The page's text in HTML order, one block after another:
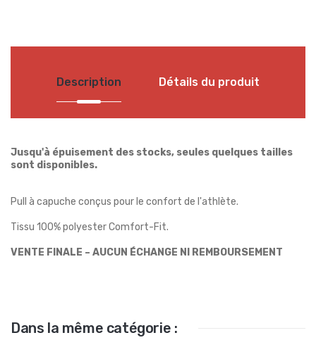
Description Détails du produit
Jusqu'à épuisement des stocks, seules quelques tailles
sont disponibles.
Pull à capuche conçus pour le confort de l'athlète.
Tissu 100% polyester Comfort-Fit.
VENTE FINALE – AUCUN ÉCHANGE NI REMBOURSEMENT
Dans la même catégorie :